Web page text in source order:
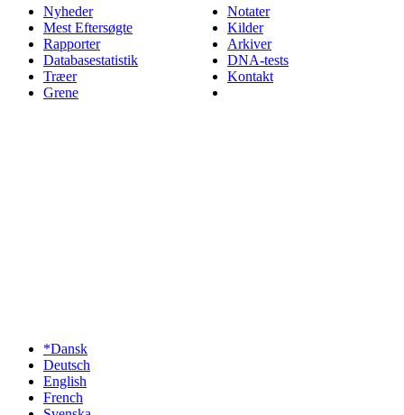
Nyheder
Mest Eftersøgte
Rapporter
Databasestatistik
Træer
Grene
Notater
Kilder
Arkiver
DNA-tests
Kontakt
*Dansk
Deutsch
English
French